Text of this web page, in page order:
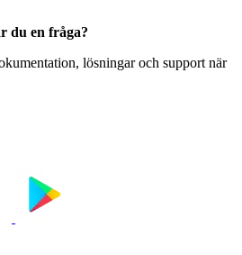
du en fråga?
lösningar och support när